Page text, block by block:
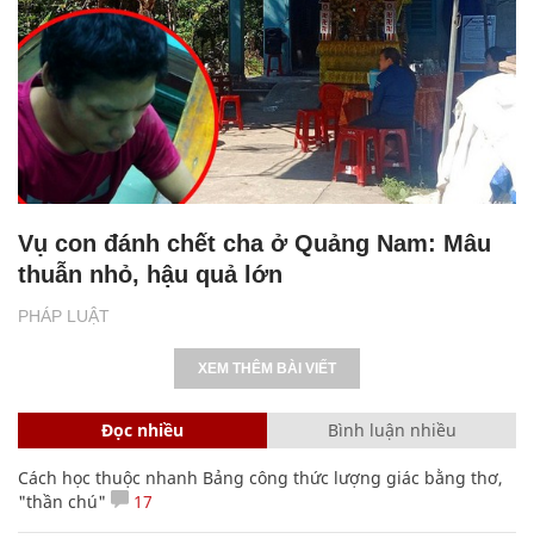
PHÁP LUẬT
Vụ con đánh chết cha ở Quảng Nam: Mâu
thuẫn nhỏ, hậu quả lớn
XEM THÊM BÀI VIẾT
Đọc nhiều Bình luận nhiều
Cách học thuộc nhanh Bảng công thức lượng giác bằng thơ,
"thần chú"
17